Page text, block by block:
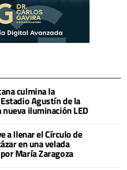
culmina la
Agustín de la
nueva iluminación LED
a llenar el Círculo de
en una velada
María Zaragoza